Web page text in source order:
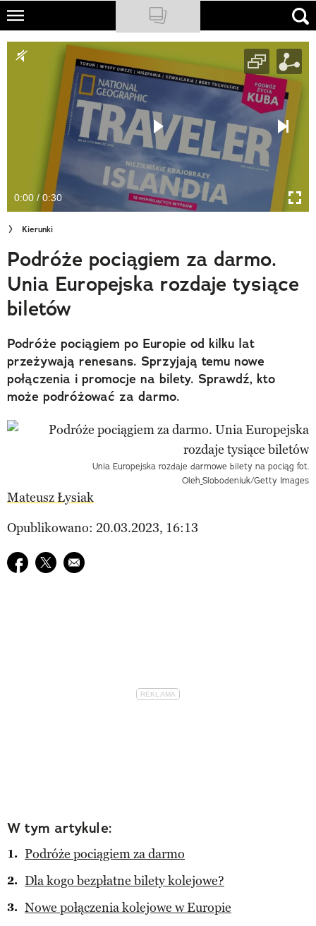
Skip
main
NATIONAL GEOGRAPHIC
TRAVELER
PODCASTY
Newsletter
Cuda Polski
Wielki Konkurs Fotograficzny
Trendbook Podróżniczy
Polecane
0:00 / 0:30
Kierunki
Podróże pociągiem za darmo.
Unia Europejska rozdaje tysiące
biletów
Podróże pociągiem po Europie od kilku lat
przeżywają renesans. Sprzyjają temu nowe
połączenia i promocje na bilety. Sprawdź, kto
może podróżować za darmo.
Unia Europejska rozdaje darmowe bilety na pociąg fot.
Oleh_Slobodeniuk/Getty Images
Mateusz Łysiak
Opublikowano: 20.03.2023, 16:13
Udostępnij na facebook
Udostępnij na twitter
E-mail do przyjaciela
W tym artykule:
Podróże pociągiem za darmo
Dla kogo bezpłatne bilety kolejowe?
Nowe połączenia kolejowe w Europie